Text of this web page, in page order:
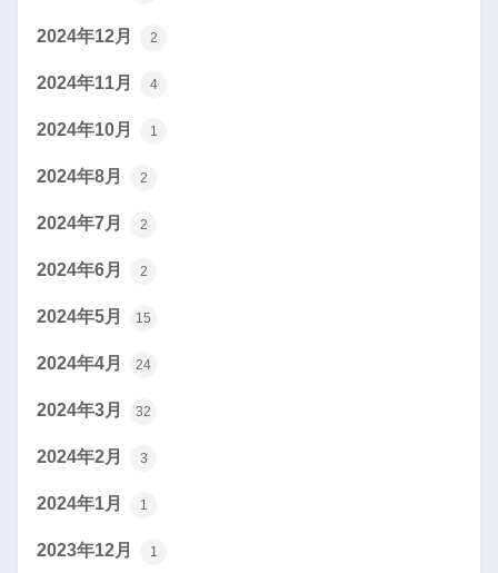
2024年12月 2
2024年11月 4
2024年10月 1
2024年8月 2
2024年7月 2
2024年6月 2
2024年5月 15
2024年4月 24
2024年3月 32
2024年2月 3
2024年1月 1
2023年12月 1